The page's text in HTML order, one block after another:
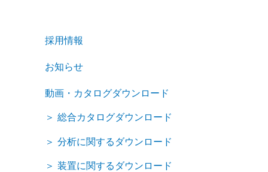
採用情報
お知らせ
動画・カタログダウンロード
総合カタログダウンロード
分析に関するダウンロード
装置に関するダウンロード